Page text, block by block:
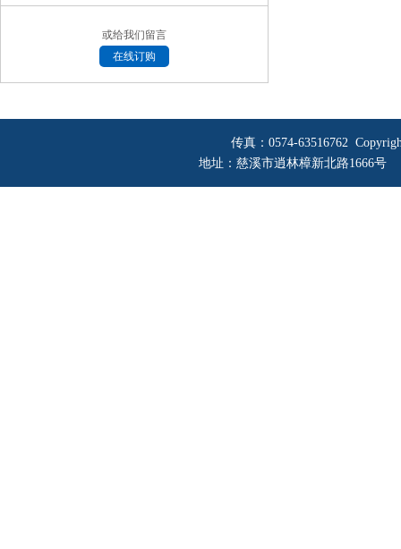
或给我们留言
在线订购
传真：0574-63516762
地址：慈溪市逍林樟新北路1666